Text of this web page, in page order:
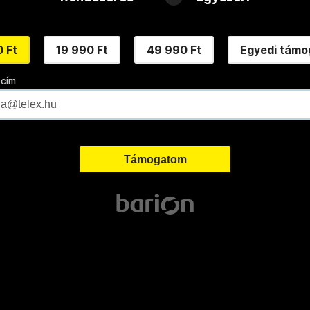
Ft 19 990 Ft 49 990 Ft Egyedi